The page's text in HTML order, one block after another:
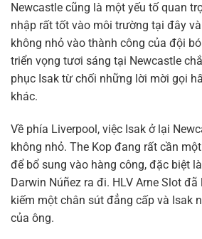
Newcastle cũng là một yếu tố quan
nhập rất tốt vào môi trường tại đây
không nhỏ vào thành công của đội
triển vọng tươi sáng tại Newcastle
phục Isak từ chối những lời mời gọi
khác.
Về phía Liverpool, việc Isak ở lại
không nhỏ. The Kop đang rất cần
để bổ sung vào hàng công, đặc biệt
Darwin Núñez ra đi. HLV Arne Slot
kiếm một chân sút đẳng cấp và Isak
của ông.